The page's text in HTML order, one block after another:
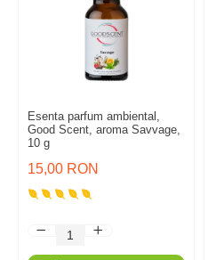
Esenta parfum ambiental,
Good Scent, aroma Savvage,
10 g
15,00 RON